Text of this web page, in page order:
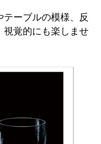
ーブルの模様、反
視覚的にも楽しませ